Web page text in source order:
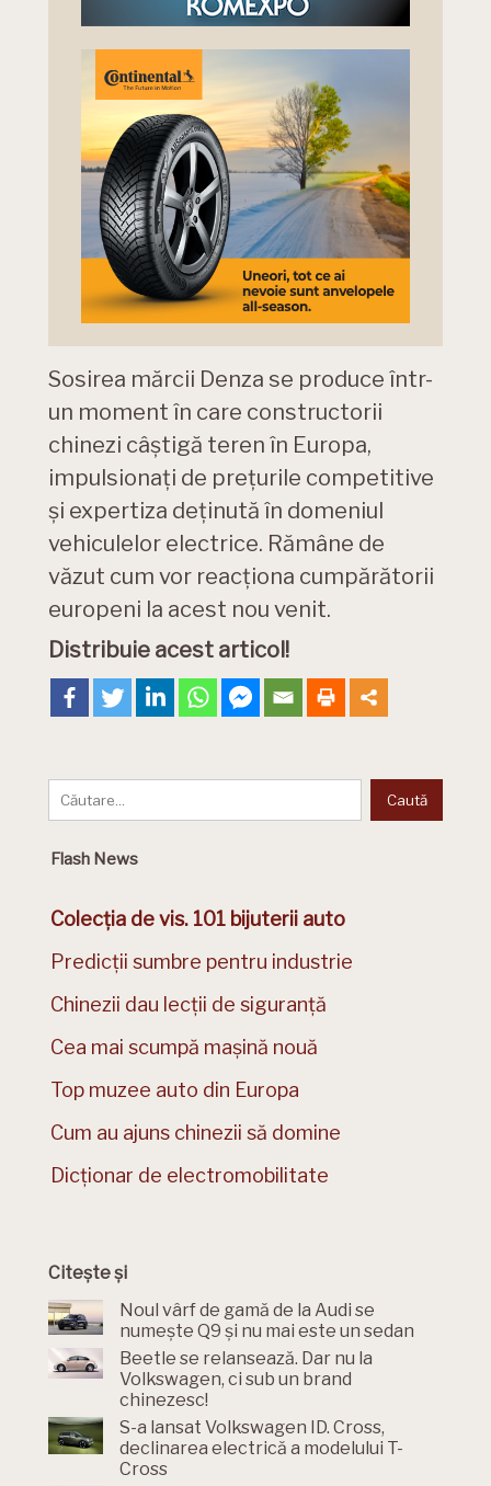
Sosirea mărcii Denza se produce într-
un moment în care constructorii
chinezi câștigă teren în Europa,
impulsionați de prețurile competitive
și expertiza deținută în domeniul
vehiculelor electrice. Rămâne de
văzut cum vor reacționa cumpărătorii
europeni la acest nou venit.
Distribuie acest articol!
Flash News
Colecția de vis. 101 bijuterii auto
Predicții sumbre pentru industrie
Chinezii dau lecții de siguranță
Cea mai scumpă mașină nouă
Top muzee auto din Europa
Cum au ajuns chinezii să domine
Dicționar de electromobilitate
Citește și
Noul vârf de gamă de la Audi se
numește Q9 și nu mai este un sedan
Beetle se relansează. Dar nu la
Volkswagen, ci sub un brand
chinezesc!
S-a lansat Volkswagen ID. Cross,
declinarea electrică a modelului T-
Cross